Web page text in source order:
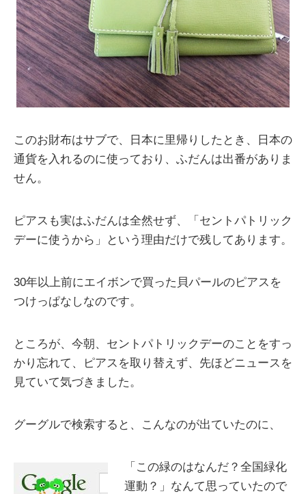
このお財布はサブで、日本に里帰りしたとき、日本の
通貨を入れるのに使っており、ふだんは出番がありま
せん。
ピアスも実はふだんは全然せず、「セントパトリック
デーに使うから」という理由だけで残してあります。
30年以上前にエイボンで買った貝パールのピアスを
つけっぱなしなのです。
ところが、今朝、セントパトリックデーのことをすっ
かり忘れて、ピアスを取り替えず、先ほどニュースを
見ていて気づきました。
グーグルで検索すると、こんなのが出ていたのに、
「この緑のはなんだ？全国緑化
運動？」なんて思っていたので